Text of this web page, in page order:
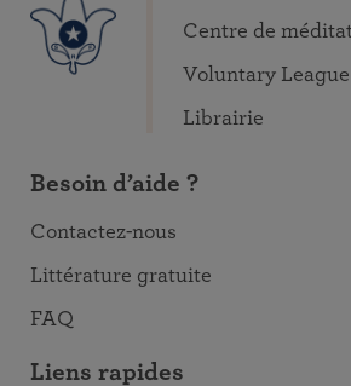
Centre de
Voluntary
Librairie
Besoin d’aide ?
Contactez-nous
Littérature gratuite
FAQ
Liens rapides